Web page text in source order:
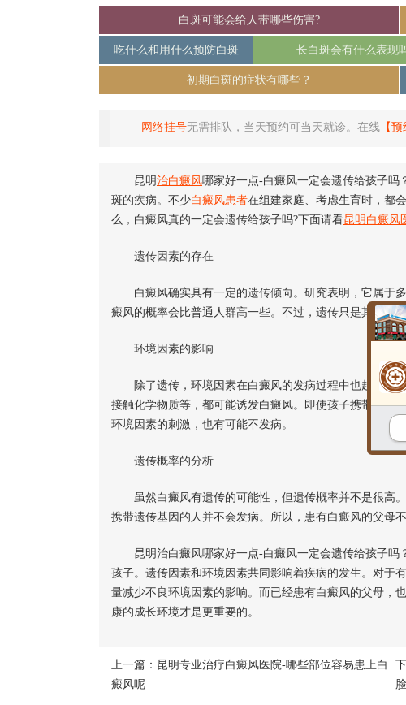
白斑可能会给人带哪些伤害?
吃什么和用什么预防白斑 长白斑会有什么表现
初期白斑的症状有哪些？
网络挂号无需排队，当天预约可当天就诊。在线 【预
昆明治白癜风哪家好一点-白癜风一定会遗传给孩子吗
斑的疾病。不少白癜风患者在组建家庭、考虑生育时，都
么，白癜风真的一定会遗传给孩子吗?下面请看昆明白癜风
遗传因素的存在
白癜风确实具有一定的遗传倾向。研究表明，它属于
癜风的概率会比普通人群高一些。不过，遗传只是其中一
环境因素的影响
除了遗传，环境因素在白癜风的发病过程中也起着关
接触化学物质等，都可能诱发白癜风。即使孩子携带了相
环境因素的刺激，也有可能不发病。
遗传概率的分析
虽然白癜风有遗传的可能性，但遗传概率并不是很高。
携带遗传基因的人并不会发病。所以，患有白癜风的父母
昆明治白癜风哪家好一点-白癜风一定会遗传给孩子吗
孩子。遗传因素和环境因素共同影响着疾病的发生。对于
量减少不良环境因素的影响。而已经患有白癜风的父母，
康的成长环境才是更重要的。
上一篇： 昆明专业治疗白癜风医院-哪些部位容易患上白
癜风呢